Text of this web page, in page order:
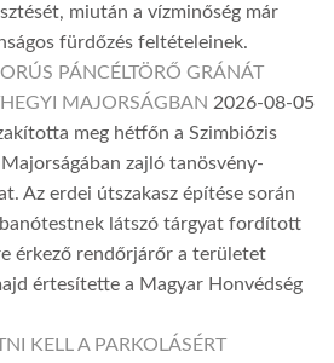
miután a vízminőség már
fürdőzés feltételeinek.
PÁNCÉLTÖRŐ GRÁNÁT
MAJORSÁGBAN 2026-08-05
meg hétfőn a Szimbiózis
zajló tanösvény-
Az erdei útszakasz építése során
látszó tárgyat fordított
érkező rendőrjárőr a területet
értesítette a Magyar Honvédség
KELL A PARKOLÁSÉRT